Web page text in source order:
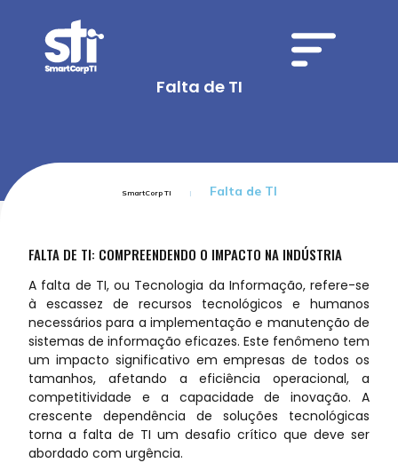
Falta de TI
SmartCorp TI Falta de TI
FALTA DE TI: COMPREENDENDO O IMPACTO NA INDÚSTRIA
A falta de TI, ou Tecnologia da Informação, refere-se
à escassez de recursos tecnológicos e humanos
necessários para a implementação e manutenção de
sistemas de informação eficazes. Este fenômeno tem
um impacto significativo em empresas de todos os
tamanhos, afetando a eficiência operacional, a
competitividade e a capacidade de inovação. A
crescente dependência de soluções tecnológicas
torna a falta de TI um desafio crítico que deve ser
abordado com urgência.